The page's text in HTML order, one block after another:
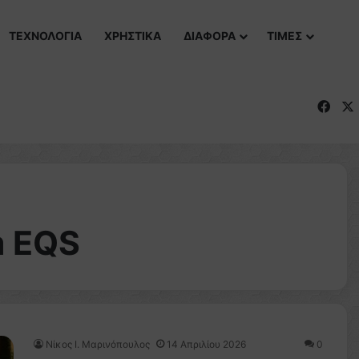
ΤΕΧΝΟΛΟΓΙΑ ΧΡΗΣΤΙΚΑ ΔΙΑΦΟΡΑ ΤΙΜΕΣ
Nίκος Ι. Mαρινόπουλος 14 Απριλίου 2026 0